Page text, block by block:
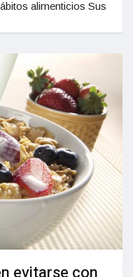
alimenticios Sus
evitarse con